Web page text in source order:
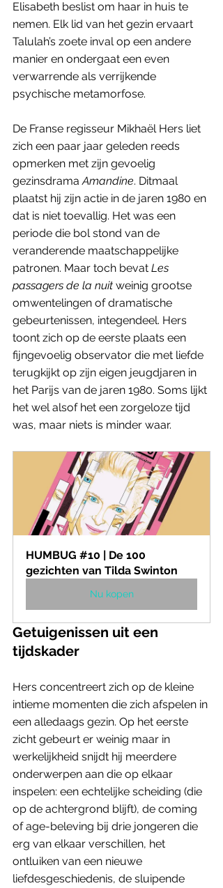
Elisabeth beslist om haar in huis te
nemen. Elk lid van het gezin ervaart
Talulah’s zoete inval op een andere
manier en ondergaat een even
verwarrende als verrijkende
psychische metamorfose.
De Franse regisseur Mikhaël Hers liet
zich een paar jaar geleden reeds
opmerken met zijn gevoelig
gezinsdrama Amandine. Ditmaal
plaatst hij zijn actie in de jaren 1980 en
dat is niet toevallig. Het was een
periode die bol stond van de
veranderende maatschappelijke
patronen. Maar toch bevat Les
passagers de la nuit weinig grootse
omwentelingen of dramatische
gebeurtenissen, integendeel. Hers
toont zich op de eerste plaats een
fijngevoelig observator die met liefde
terugkijkt op zijn eigen jeugdjaren in
het Parijs van de jaren 1980. Soms lijkt
het wel alsof het een zorgeloze tijd
was, maar niets is minder waar.
HUMBUG #10 | De 100
gezichten van Tilda Swinton
Nu kopen
Getuigenissen uit een
tijdskader
Hers concentreert zich op de kleine
intieme momenten die zich afspelen in
een alledaags gezin. Op het eerste
zicht gebeurt er weinig maar in
werkelijkheid snijdt hij meerdere
onderwerpen aan die op elkaar
inspelen: een echtelijke scheiding (die
op de achtergrond blijft), de coming
of age-beleving bij drie jongeren die
erg van elkaar verschillen, het
ontluiken van een nieuwe
liefdesgeschiedenis, de sluipende